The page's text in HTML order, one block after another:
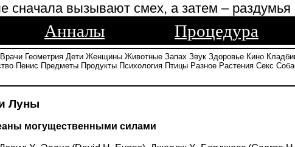
сначала вызывают смех, а затем – раздумья
Анналы Процедура
Врачи Геометрия Дети Женщины Животные Запах Звук Здоровье Кино
Пенис Предметы Продукты Психология Птицы Разное Растения Секс
Луны
могущественными силами